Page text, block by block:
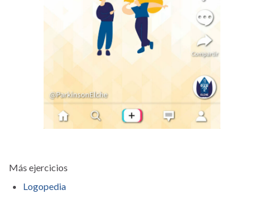
Más ejercicios
Logopedia